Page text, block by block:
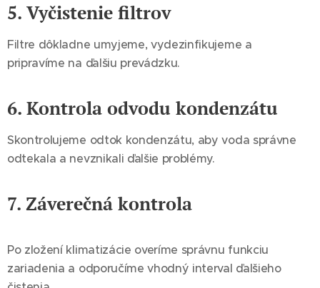
5. Vyčistenie filtrov
Filtre dôkladne umyjeme, vydezinfikujeme a
pripravíme na ďalšiu prevádzku.
6. Kontrola odvodu kondenzátu
Skontrolujeme odtok kondenzátu, aby voda správne
odtekala a nevznikali ďalšie problémy.
7. Záverečná kontrola
Po zložení klimatizácie overíme správnu funkciu
zariadenia a odporučíme vhodný interval ďalšieho